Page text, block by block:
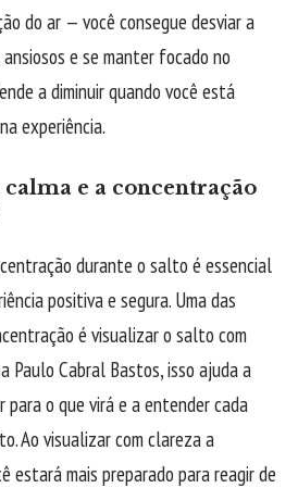
do ar — você consegue desviar a
e se manter focado no
a diminuir quando você está
experiência.
e a concentração
durante o salto é essencial
positiva e segura. Uma das
é visualizar o salto com
Paulo Cabral Bastos, isso ajuda a
para o que virá e a entender cada
Ao visualizar com clareza a
estará mais preparado para reagir de